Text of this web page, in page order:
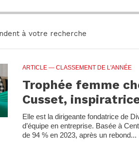
à votre recherche
ARTICLE — CLASSEMENT DE L'ANNÉE
Trophée femme
Cusset,
Elle est la dirigeante fondatrice de
d’équipe en entreprise. Basée à
de 94 % en 2023, après un rebond...